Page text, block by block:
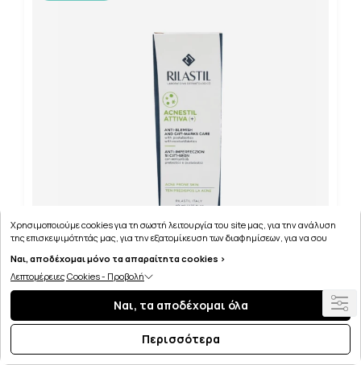
RILASTIL ACNESTIL ATTIVA(+) ΚΡΕΜΑ ΚΑΤΑ ΤΩΝ
ΑΤΕΛΕΙΩΝ ΚΑΙ ΤΩΝ ΣΗΜΑΔΙΩΝ 40ML
Χρησιμοποιούμε cookies για τη σωστή λειτουργία του site μας, για την ανάλυση
της επισκεψιμότητάς μας, για την εξατομίκευση των διαφημίσεων, για να σου
μας εύκολα! Μπορείς να δεις τη πολιτική μας για τα cookies
Ναι, αποδέχομαι μόνο τα απαραίτητα cookies >
Λεπτομέρειες Cookies - Προβολή
Ναι, τα αποδέχομαι όλα
Περισσότερα